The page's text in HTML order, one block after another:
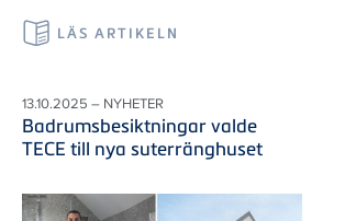
LÄS ARTIKELN
13.10.2025 – NYHETER
Badrumsbesiktningar valde
TECE till nya suterränghuset